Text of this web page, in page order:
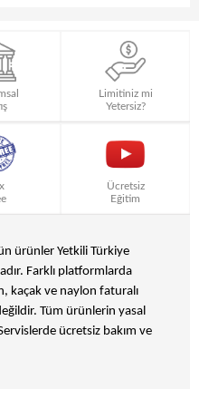
Limitiniz mi
Yetersiz?
Ücretsiz
Eğitim
ürünler Yetkili Türkiye
Farklı platformlarda
kaçak ve naylon faturalı
Tüm ürünlerin yasal
ücretsiz bakım ve